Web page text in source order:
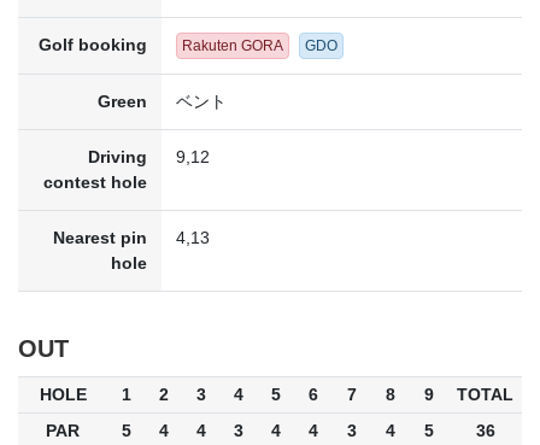
Golf booking Rakuten GORA GDO
Green ベント
Driving
contest hole
9,12
Nearest pin
hole
4,13
OUT
HOLE 1 2 3 4 5 6 7 8 9
TOTAL
PAR
5 4 4 3 4 4 3 4 5 36